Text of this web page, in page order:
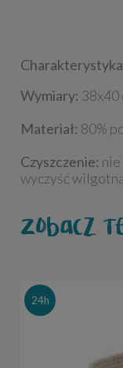
Wymiary: 38x40
Materiał: 80%
Czyszczenie:
wyczyść
Zobacz
24h